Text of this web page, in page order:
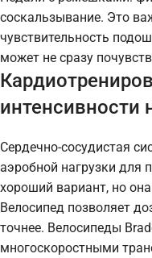
соскальзывание. Это
чувствительность
может не сразу
интенсивности
Сердечно-сосудистая
аэробной нагрузки для
хороший вариант, но
Велосипед позволяет
точнее. Велосипеды
многоскоростными